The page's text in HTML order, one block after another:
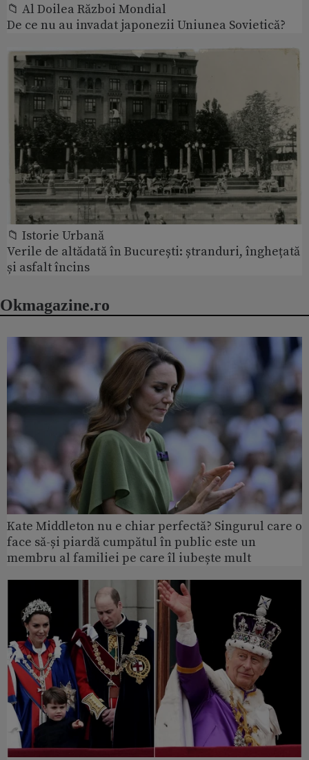
📁 Al Doilea Război Mondial
De ce nu au invadat japonezii Uniunea Sovietică?
📁 Istorie Urbană
Verile de altădată în București: ștranduri, înghețată
și asfalt încins
Okmagazine.ro
Kate Middleton nu e chiar perfectă? Singurul care o
face să-și piardă cumpătul în public este un
membru al familiei pe care îl iubește mult